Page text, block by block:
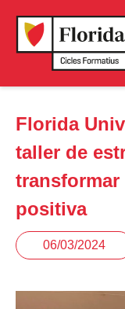
Florida
taller de
positiva
06/03/2024